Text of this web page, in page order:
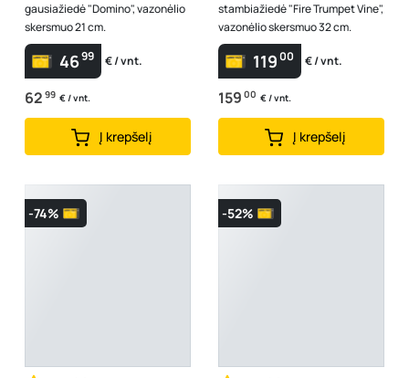
gausiažiedė "Domino", vazonėlio
skersmuo 21 cm.
4699 € / vnt.
62 99 € / vnt.
Į krepšelį
stambiažiedė "Fire Trumpet Vine",
vazonėlio skersmuo 32 cm.
11900 € / vnt.
159 00 € / vnt.
Į krepšelį
-74% -52%